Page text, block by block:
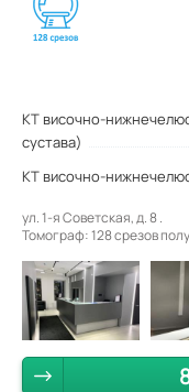
КТ височно-
сустава)
КТ височно-
ул. 1-я Советская, д. 8 .
Томограф: 128 срезов